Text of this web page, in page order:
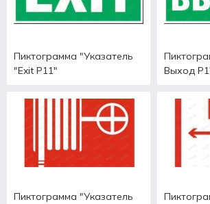
Пиктограмма "Указатель
"Exit Р11"
Выход
Пиктограмма "Указатель